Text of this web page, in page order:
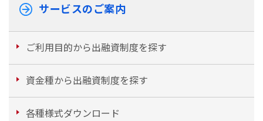
サービスのご案内
ご利用目的から出融資制度を探す
資金種から出融資制度を探す
各種様式ダウンロード